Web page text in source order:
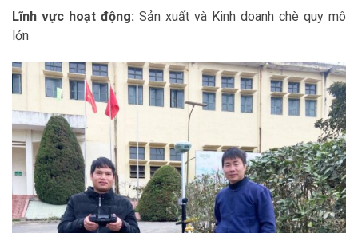
Lĩnh vực hoạt động: Sản xuất và Kinh doanh chè quy mô
lớn